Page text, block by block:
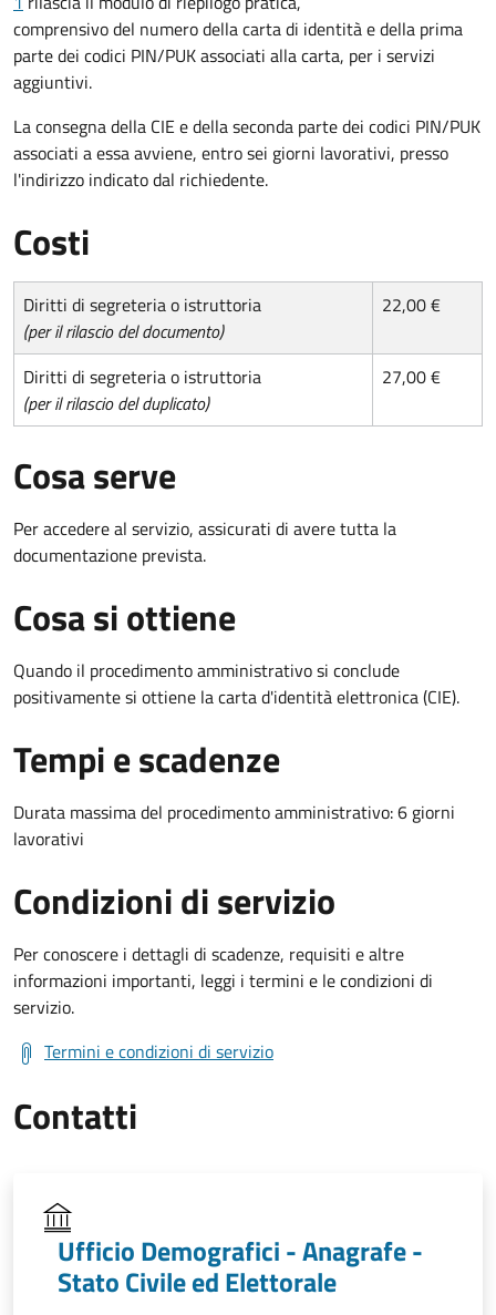
comprensivo del numero della carta di identità e della prima
parte dei codici PIN/PUK associati alla carta, per i servizi
aggiuntivi.
La consegna della CIE e della seconda parte dei codici PIN/PUK
associati a essa avviene, entro sei giorni lavorativi, presso
l'indirizzo indicato dal richiedente.
Costi
Diritti di segreteria o istruttoria
(per il rilascio del documento)
22,00 €
Diritti di segreteria o istruttoria
(per il rilascio del duplicato)
27,00 €
Cosa serve
Per accedere al servizio, assicurati di avere tutta la
documentazione prevista.
Cosa si ottiene
Quando il procedimento amministrativo si conclude
positivamente si ottiene la carta d'identità elettronica (CIE).
Tempi e scadenze
Durata massima del procedimento amministrativo: 6 giorni
lavorativi
Condizioni di servizio
Per conoscere i dettagli di scadenze, requisiti e altre
informazioni importanti, leggi i termini e le condizioni di
servizio.
Termini e condizioni di servizio
Contatti
Ufficio Demografici - Anagrafe -
Stato Civile ed Elettorale